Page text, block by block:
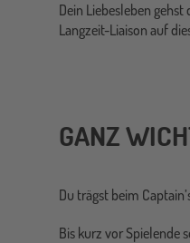
Dein Liebesleben gehst
Langzeit-Liaison auf
GANZ
Du trägst beim
Bis kurz vor Spielende